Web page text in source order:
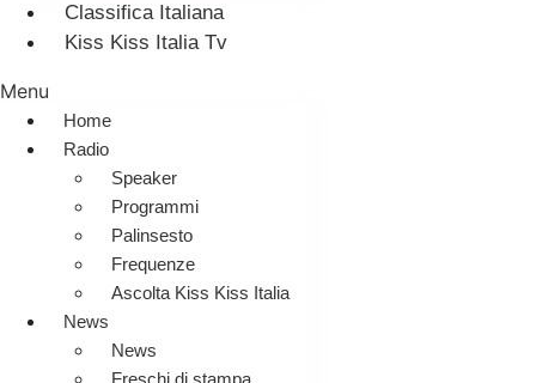
Classifica Italiana
Kiss Kiss Italia Tv
Menu
Home
Radio
Speaker
Programmi
Palinsesto
Frequenze
Ascolta Kiss Kiss Italia
News
News
Freschi di stampa